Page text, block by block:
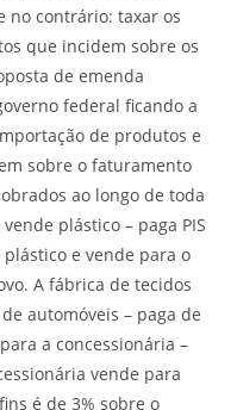
no contrário: taxar os
que incidem sobre os
de emenda
federal ficando a
de produtos e
sobre o faturamento
ao longo de toda
plástico – paga PIS
e vende para o
A fábrica de tecidos
automóveis – paga de
a concessionária –
vende para
é de 3% sobre o